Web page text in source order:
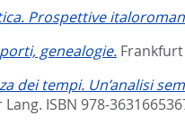
Prospettive
genealogie. Frankfurt
dei tempi. Un’analisi
ISBN 978-